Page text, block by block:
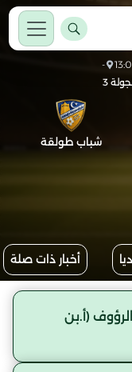
-
3
شباب طولقة
أخبار ذات صلة
(أ.بن